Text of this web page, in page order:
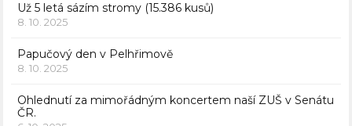
Už 5 letá sázím stromy (15.386 kusů)
8. 10. 2025
Papučový den v Pelhřimově
8. 10. 2025
Ohlednutí za mimořádným koncertem naší ZUŠ v Senátu
ČR.